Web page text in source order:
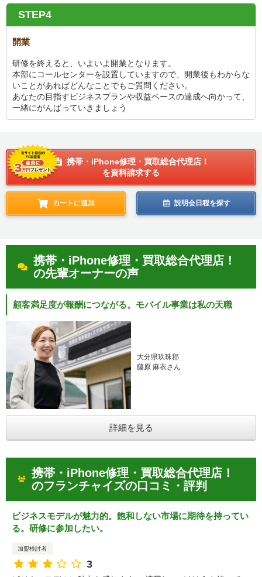
STEP4
開業
研修を終えると、いよいよ開業となります。
本部にコールセンターを設置していますので、開業後もわからな
いことがあればどんなことでもご質問ください。
あなたの目指すビジネスプランや収益ベースの達成へ向かって、
一緒にがんばっていきましょう
携帯・iPhone修理・買取総合代理店！
を資料請求する
カートに追加 説明会日程を探す
携帯・iPhone修理・買取総合代理店！
の先輩オーナーの声
顧客満足度が報酬につながる。モバイル事業は私の天職
大分県玖珠郡
藤原 麻衣さん
詳細を見る
携帯・iPhone修理・買取総合代理店！
のフランチャイズの口コミ・評判
ビジネスモデルが魅力的。飽和しない市場に期待を持ってい
る。研修に参加したい。
加盟検討者
3